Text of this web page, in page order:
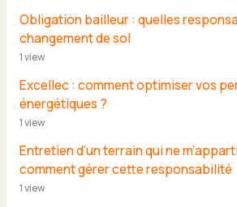
Obligation bailleur : quelles
changement de sol
1 view
Excellec : comment optimiser vos
énergétiques ?
1 view
Entretien d’un terrain qui ne
comment gérer cette responsabilité
1 view